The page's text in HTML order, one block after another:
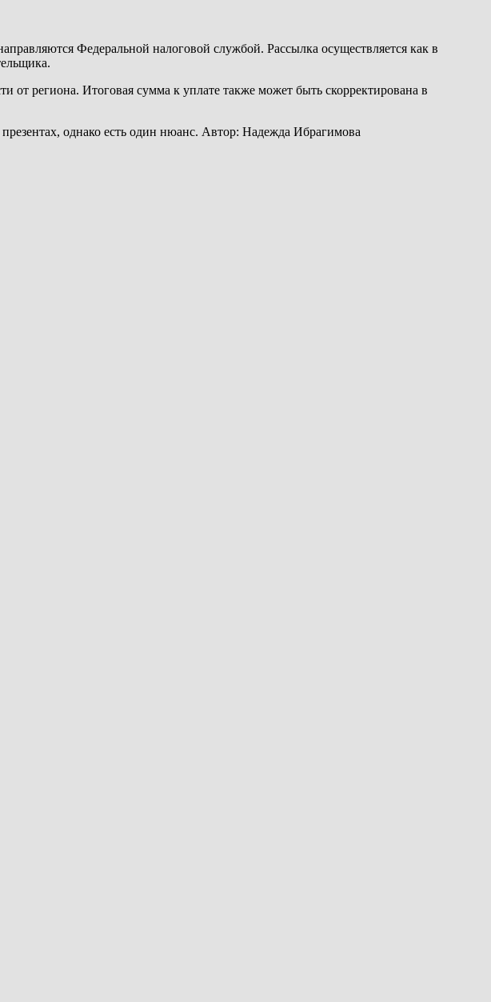
Федеральной налоговой службой. Рассылка осуществляется как в
от региона. Итоговая сумма к уплате также может быть скорректирована в
однако есть один нюанс. Автор: Надежда Ибрагимова